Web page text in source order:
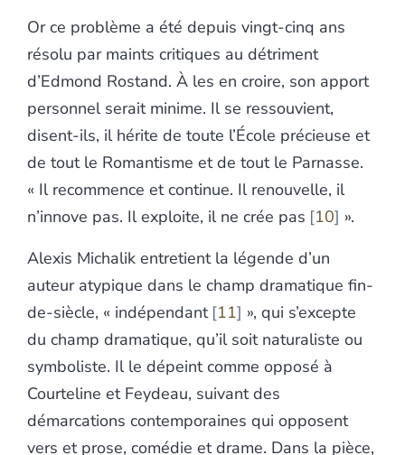
Or ce problème a été depuis vingt-cinq ans
résolu par maints critiques au détriment
d’Edmond Rostand. À les en croire, son apport
personnel serait minime. Il se ressouvient,
disent-ils, il hérite de toute l’École précieuse et
de tout le Romantisme et de tout le Parnasse.
« Il recommence et continue. Il renouvelle, il
n’innove pas. Il exploite, il ne crée pas 10 ».
Alexis Michalik entretient la légende d’un
auteur atypique dans le champ dramatique fin-
de-siècle, « indépendant 11 », qui s’excepte
du champ dramatique, qu’il soit naturaliste ou
symboliste. Il le dépeint comme opposé à
Courteline et Feydeau, suivant des
démarcations contemporaines qui opposent
vers et prose, comédie et drame. Dans la pièce,